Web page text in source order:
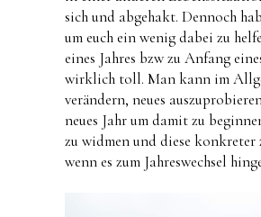
sich und abgehakt. Dennoch
um euch ein wenig dabei zu
eines Jahres bzw zu Anfang
wirklich toll. Man kann im
verändern, neues
neues Jahr um damit zu
zu widmen und diese
wenn es zum Jahreswechsel